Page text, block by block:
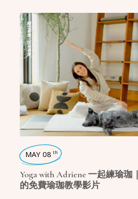
瑜珈生活
瑜珈話題
MAY 08 th
Yoga with Adriene 一起練瑜珈
的免費瑜珈教學影片